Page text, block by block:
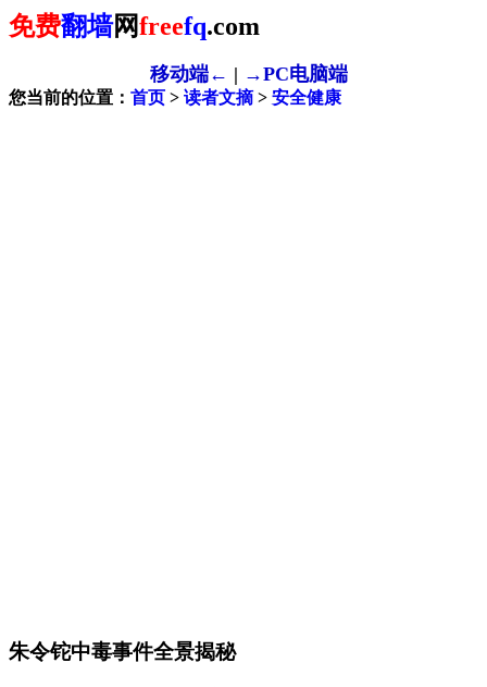
免费翻墙网freefq.com
移动端← | →PC电脑端
您当前的位置： 首页 > 读者文摘> 安全健康
朱令铊中毒事件全景揭秘